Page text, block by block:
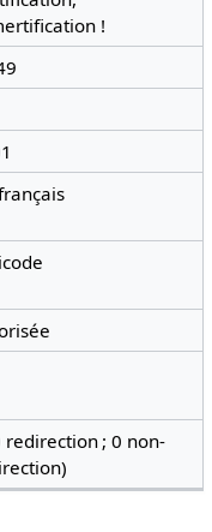
!
redirection ; 0 non-